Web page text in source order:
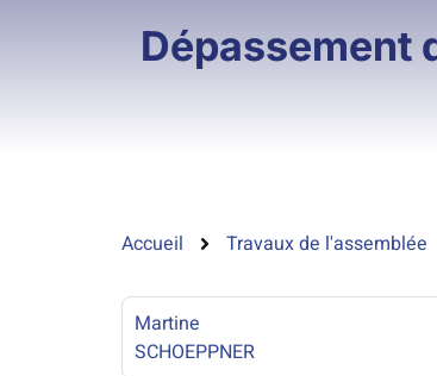
Dépassement
Accueil Travaux de l'assemblée
Martine
SCHOEPPNER